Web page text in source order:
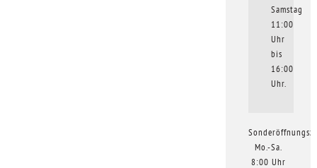
Samstag
11:00
Uhr
bis
16:00
Uhr.
Mo.-Sa.
8:00 Uhr